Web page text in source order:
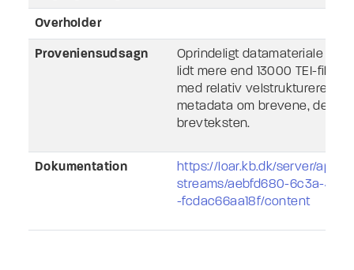
Overholder
Proveniensudsagn
Oprindeligt datamateriale
lidt mere end 13000 TEI-filer
med relativ velstruktureret
metadata om brevene, dels
brevteksten.
Dokumentation
https://loar.kb.dk/server/api/
streams/aebfd680-6c3a-
-fcdac66aa18f/content